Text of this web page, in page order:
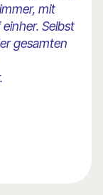
mit
Selbst
gesamten